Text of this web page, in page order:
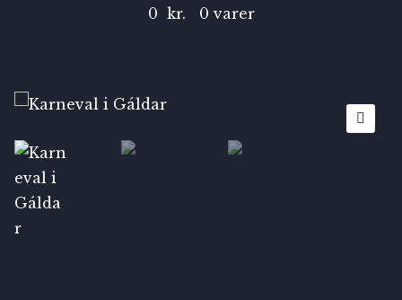
Om
0 kr. 0 varer